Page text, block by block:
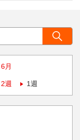
6月
2週 1週